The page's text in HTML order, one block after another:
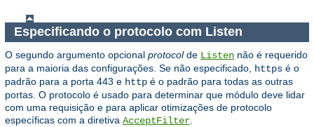
Especificando o protocolo com Listen
O segundo argumento opcional protocolde Listen não é requerido
para a maioria das configurações. Se não especificado,
https é o
padrão para a porta 443 e http é o padrão para todas as outras
portas. O protocolo é usado para determinar que módulo deve lidar
com uma requisição e para aplicar otimizações de protocolo
específicas com a diretiva AcceptFilter